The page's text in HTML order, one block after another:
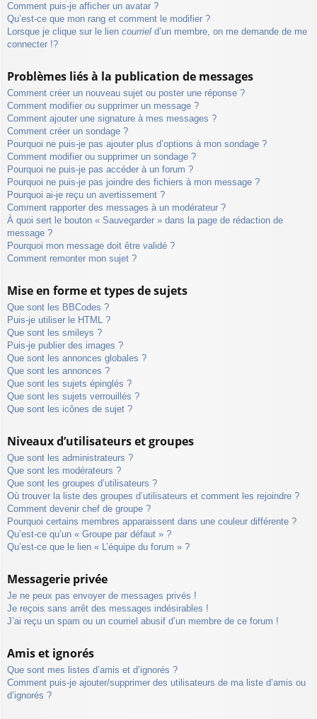
Comment puis-je afficher un avatar ?
Qu’est-ce que mon rang et comment le modifier ?
Lorsque je clique sur le lien courriel d’un membre, on me demande de me
connecter !?
Problèmes liés à la publication de messages
Comment créer un nouveau sujet ou poster une réponse ?
Comment modifier ou supprimer un message ?
Comment ajouter une signature à mes messages ?
Comment créer un sondage ?
Pourquoi ne puis-je pas ajouter plus d’options à mon sondage ?
Comment modifier ou supprimer un sondage ?
Pourquoi ne puis-je pas accéder à un forum ?
Pourquoi ne puis-je pas joindre des fichiers à mon message ?
Pourquoi ai-je reçu un avertissement ?
Comment rapporter des messages à un modérateur ?
À quoi sert le bouton « Sauvegarder » dans la page de rédaction de
message ?
Pourquoi mon message doit être validé ?
Comment remonter mon sujet ?
Mise en forme et types de sujets
Que sont les BBCodes ?
Puis-je utiliser le HTML ?
Que sont les smileys ?
Puis-je publier des images ?
Que sont les annonces globales ?
Que sont les annonces ?
Que sont les sujets épinglés ?
Que sont les sujets verrouillés ?
Que sont les icônes de sujet ?
Niveaux d’utilisateurs et groupes
Que sont les administrateurs ?
Que sont les modérateurs ?
Que sont les groupes d’utilisateurs ?
Où trouver la liste des groupes d’utilisateurs et comment les rejoindre ?
Comment devenir chef de groupe ?
Pourquoi certains membres apparaissent dans une couleur différente ?
Qu’est-ce qu’un « Groupe par défaut » ?
Qu’est-ce que le lien « L’équipe du forum » ?
Messagerie privée
Je ne peux pas envoyer de messages privés !
Je reçois sans arrêt des messages indésirables !
J’ai reçu un spam ou un courriel abusif d’un membre de ce forum !
Amis et ignorés
Que sont mes listes d’amis et d’ignorés ?
Comment puis-je ajouter/supprimer des utilisateurs de ma liste d’amis ou
d’ignorés ?